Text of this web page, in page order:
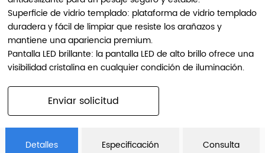
Superficie de vidrio templado: plataforma de vidrio templado
duradera y fácil de limpiar que resiste los arañazos y
mantiene una apariencia premium.
Pantalla LED brillante: la pantalla LED de alto brillo ofrece una
visibilidad cristalina en cualquier condición de iluminación.
Enviar solicitud
Detalles Especificación Consulta